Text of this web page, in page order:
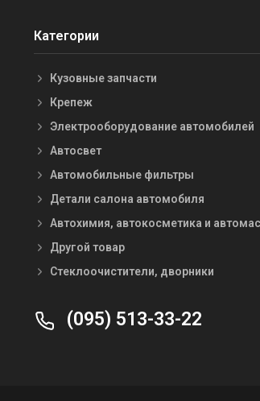
Категории
Кузовные запчасти
Крепеж
Электрооборудование автомобилей
Автосвет
Автомобильные фильтры
Детали салона автомобиля
Автохимия, автокосметика и
Другой товар
Стеклоочистители, дворники
(095) 513-33-22